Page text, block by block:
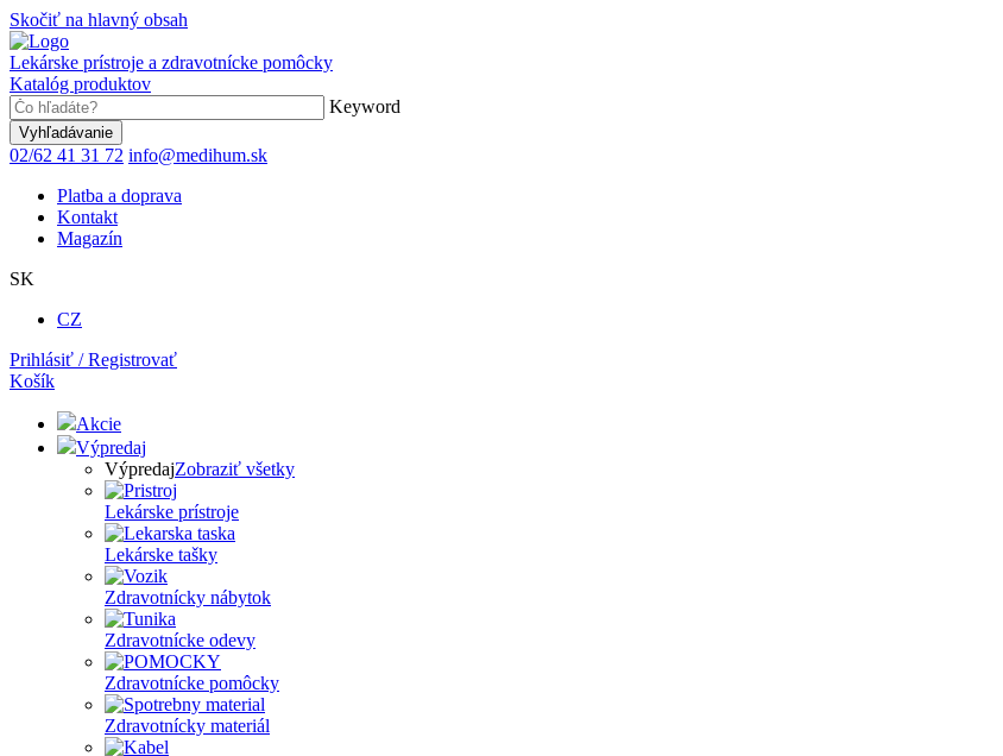
Skočiť na hlavný obsah
Lekárske prístroje a zdravotnícke pomôcky
Katalóg produktov
Keyword
02/62 41 31 72 info@medihum.sk
Platba a doprava
Kontakt
Magazín
SK
CZ
Prihlásiť / Registrovať
Košík
Akcie
Výpredaj
VýpredajZobraziť všetky
Lekárske prístroje
Lekárske tašky
Zdravotnícky nábytok
Zdravotnícke odevy
Zdravotnícke pomôcky
Zdravotnícky materiál